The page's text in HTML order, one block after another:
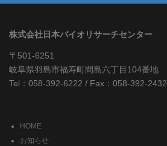
株式会社日本バイオリサーチセンター
〒501-6251
岐阜県羽島市福寿町間島六丁目104番地
Tel：058-392-6222 / Fax：058-392-2432
HOME
お知らせ